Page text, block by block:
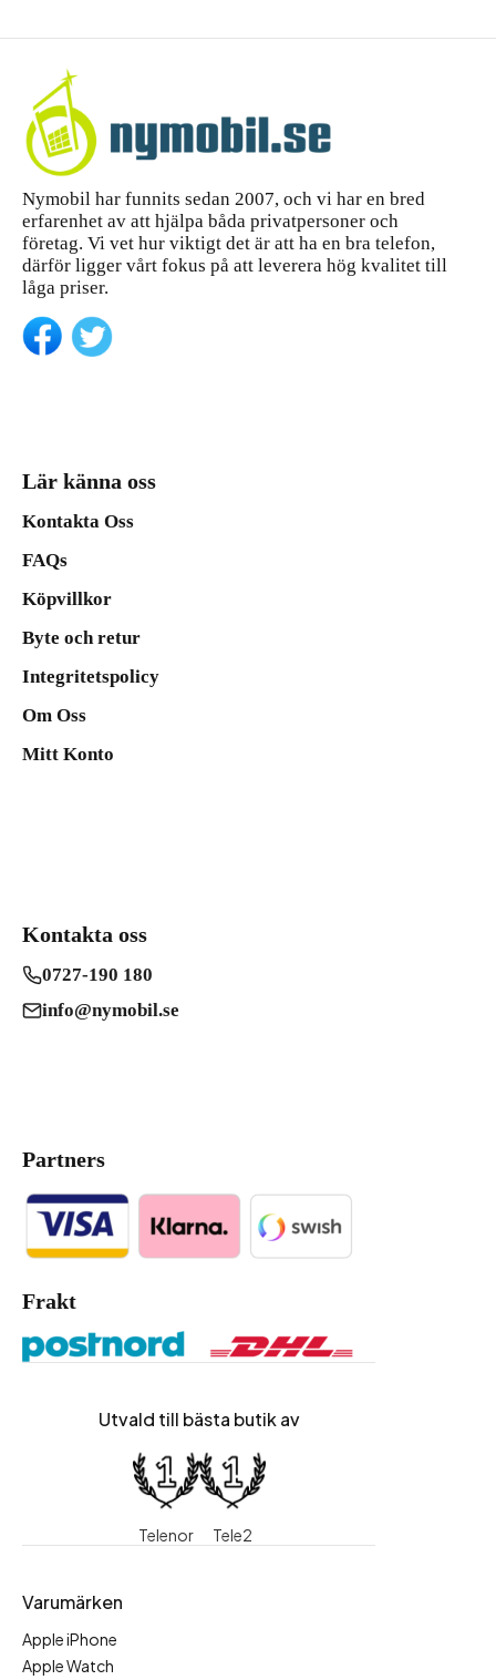
Nymobil har funnits sedan 2007, och vi har en bred
erfarenhet av att hjälpa båda privatpersoner och
företag. Vi vet hur viktigt det är att ha en bra telefon,
därför ligger vårt fokus på att leverera hög kvalitet till
låga priser.
Lär känna oss
Kontakta Oss
FAQs
Köpvillkor
Byte och retur
Integritetspolicy
Om Oss
Mitt Konto
Kontakta oss
0727-190 180
info@nymobil.se
Partners
Frakt
Utvald till bästa butik av
Telenor Tele2
Varumärken
Apple iPhone
Apple Watch